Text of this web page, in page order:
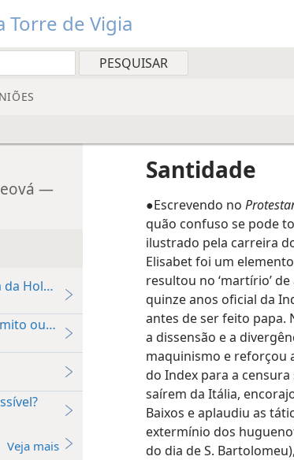
Torre de Vigia
—
Holanda pela liberdade
ou realidade?
Veja mais
Santidade
●Escrevendo no
quão confuso se pode
ilustrado pela carreira
Elisabet foi um
resultou no ‘martírio’
quinze anos oficial da
antes de ser feito papa.
a dissensão e a
maquinismo e reforçou
do Index para a
saírem da Itália,
Baixos e aplaudiu as
extermínio dos
do dia de S.